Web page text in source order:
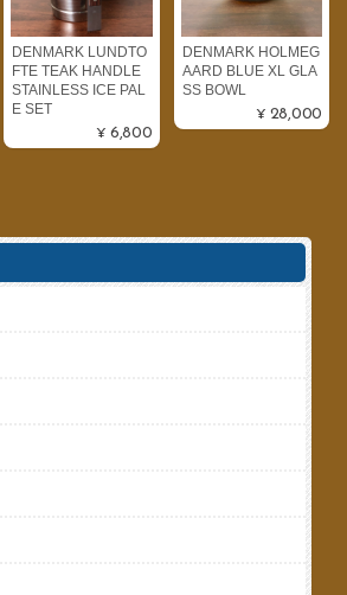
DENMARK LUNDTO
FTE TEAK HANDLE
STAINLESS ICE PAL
E SET
¥6,800
DENMARK HOLMEG
AARD BLUE XL GLA
SS BOWL
¥28,000